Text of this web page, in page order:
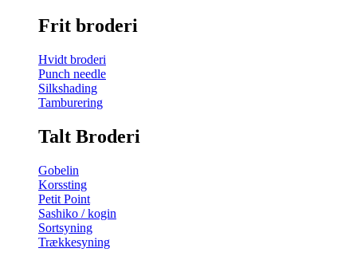
Frit broderi
Hvidt broderi
Punch needle
Silkshading
Tamburering
Talt Broderi
Gobelin
Korssting
Petit Point
Sashiko / kogin
Sortsyning
Trækkesyning